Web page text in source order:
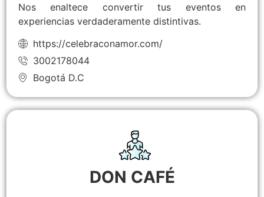
Nos enaltece convertir tus eventos en
experiencias verdaderamente distintivas.
https://celebraconamor.com/
3002178044
Bogotá D.C
DON CAFÉ